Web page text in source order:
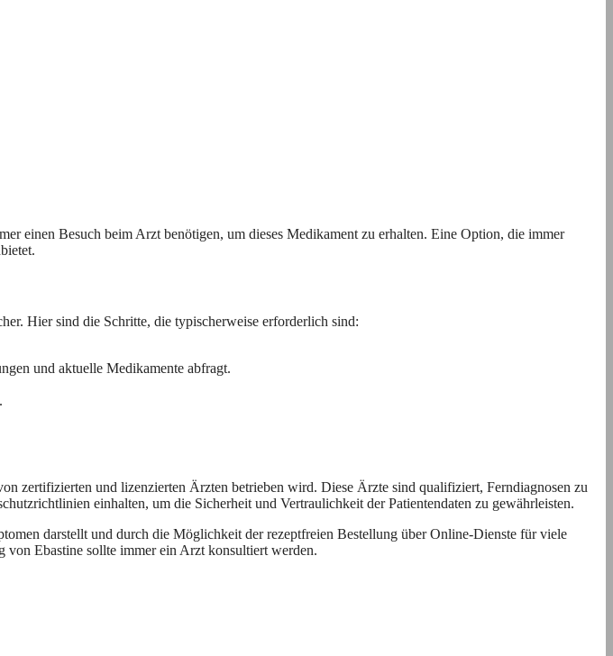
einen Besuch beim Arzt benötigen, um dieses Medikament zu erhalten. Eine Option, die immer
Hier sind die Schritte, die typischerweise erforderlich sind:
und aktuelle Medikamente abfragt.
zertifizierten und lizenzierten Ärzten betrieben wird. Diese Ärzte sind qualifiziert, Ferndiagnosen zu
einhalten, um die Sicherheit und Vertraulichkeit der Patientendaten zu gewährleisten.
darstellt und durch die Möglichkeit der rezeptfreien Bestellung über Online-Dienste für viele
Ebastine sollte immer ein Arzt konsultiert werden.